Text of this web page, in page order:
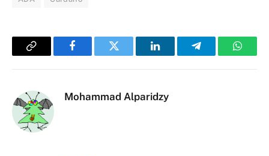
Copy
FacebookTwitter LinkedInTelegram
Mohammad Alparidzy